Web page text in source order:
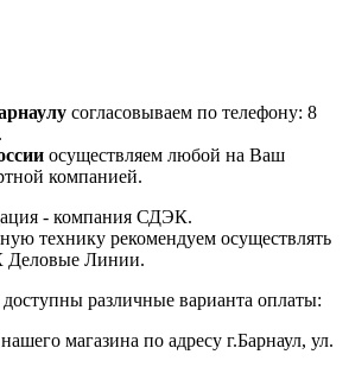
согласовываем по телефону: 8
осуществляем любой на Ваш
компанией.
- компания СДЭК.
технику рекомендуем осуществлять
Деловые Линии.
различные варианта оплаты:
магазина по адресу г.Барнаул, ул.